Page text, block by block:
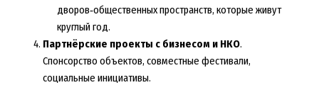
дворов‑общественных пространств, которые живут
круглый год.
Партнёрские проекты с бизнесом и НКО.
Спонсорство объектов, совместные фестивали,
социальные инициативы.